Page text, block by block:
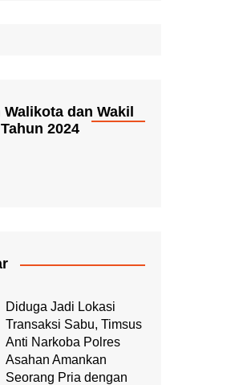
dan Wakil
2024
Diduga Jadi Lokasi
Transaksi Sabu, Timsus
Anti Narkoba Polres
Asahan Amankan
Seorang Pria dengan